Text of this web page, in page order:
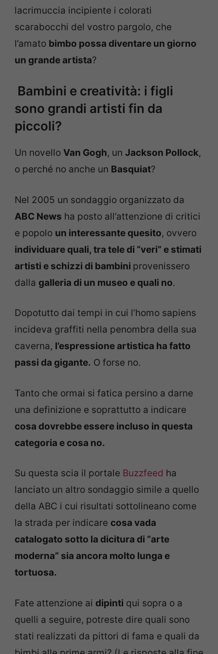
lacrimuccia incipiente i colorati
scarabocchi del vostro pargolo, che
l’amato bimbo possa diventare un giorno
un grande artista?
Bambini e creatività: i figli
sono grandi artisti fin da
piccoli?
Un novello Van Gogh, un Jackson Pollock,
o perché no anche un Basquiat?
Nel 2005 un sondaggio organizzato da
ABC News ha posto all’attenzione di critici
e popolo un interessante quesito, ovvero
individuare quali, tra tele di “veri” e stimati
artisti e schizzi di bambini provenissero
dalla galleria di un museo e quali no.
Dopotutto dai tempi in cui l’homo sapiens
incideva graffiti nella penombra della sua
caverna, l’espressione artistica ha fatto
passi da gigante. O forse no.
Tanto che ormai si fatica persino a darne
una definizione e soprattutto a indicare
cosa dovrebbe essere incluso in questa
categoria e cosa no.
Su questa scia il portale Buzzfeed ha
lanciato un altro sondaggio simile a quello
della ABC i cui risultati sottolineano come
la strada per indicare cosa vada
catalogato sotto la dicitura di “arte
moderna” sia ancora molto lunga e
tortuosa.
Fate attenzione ai dipinti qui sopra o a
quelli a seguire, potreste dire quali sono
stati realizzati da pittori di fama e quali da